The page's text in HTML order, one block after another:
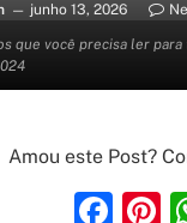
que você precisa ler
junho 13, 2026
Amou este Post?